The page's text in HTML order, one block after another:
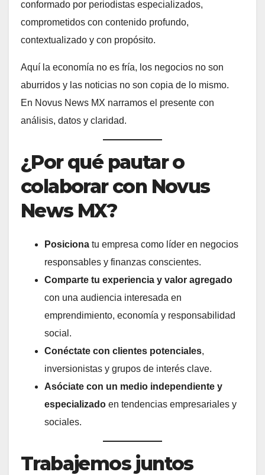
conformado por periodistas especializados,
comprometidos con contenido profundo,
contextualizado y con propósito.
Aquí la economía no es fría, los negocios no son
aburridos y las noticias no son copia de lo mismo.
En Novus News MX narramos el presente con
análisis, datos y claridad.
¿Por qué pautar o
colaborar con Novus
News MX?
Posiciona tu empresa como líder en negocios
responsables y finanzas conscientes.
Comparte tu experiencia y valor agregado
con una audiencia interesada en
emprendimiento, economía y responsabilidad
social.
Conéctate con clientes potenciales,
inversionistas y grupos de interés clave.
Asóciate con un medio independiente y
especializado en tendencias empresariales y
sociales.
Trabajemos juntos